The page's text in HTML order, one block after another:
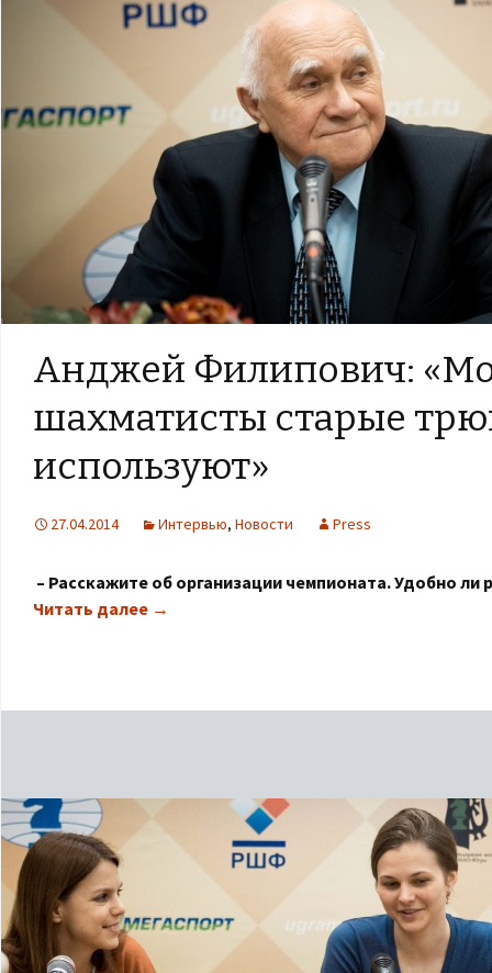
Анджей Филипович:
шахматисты старые
используют»
27.04.2014 Интервью, Новости Press
– Расскажите об организации чемпионата. Удобно ли
Читать далее →